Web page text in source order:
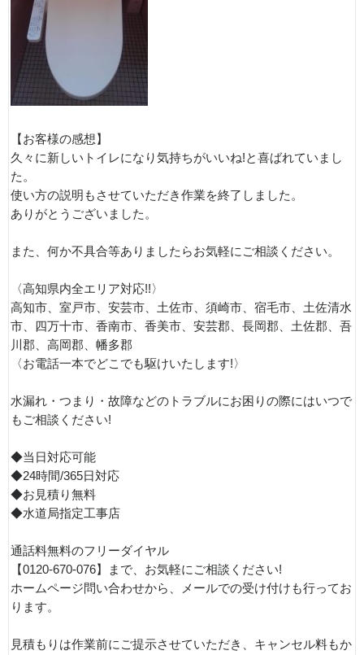
【お客様の感想】
久々に新しいトイレになり気持ちがいいね!と喜ばれていまし
た。
使い方の説明もさせていただき作業を終了しました。
ありがとうございました。
また、何か不具合等ありましたらお気軽にご相談ください。
〈高知県内全エリア対応!!〉
高知市、室戸市、安芸市、土佐市、須崎市、宿毛市、土佐清水
市、四万十市、香南市、香美市、安芸郡、長岡郡、土佐郡、吾
川郡、高岡郡、幡多郡
〈お電話一本でどこでも駆けいたします!〉
水漏れ・つまり・故障などのトラブルにお困りの際にはいつで
もご相談ください!
◆当日対応可能
◆24時間/365日対応
◆お見積り無料
◆水道局指定工事店
通話料無料のフリーダイヤル
【0120-670-076】まで、お気軽にご相談ください!
ホームページ問い合わせから、メールでの受け付けも行ってお
ります。
見積もりは作業前にご提示させていただき、キャンセル料もか